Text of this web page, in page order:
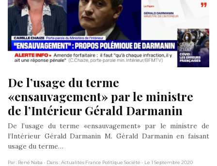
De l’usage du terme
«ensauvagement» par le ministre
de l’Intérieur Gérald Darmanin
De l’usage du terme «ensauvagement» par le ministre de
l’Intérieur Gérald Darmanin M. Gérald Darmanin en faisant
usage du terme…
Par : René Naba - Dans : Actualités France Politique Société - Le 1 Septembre 2020